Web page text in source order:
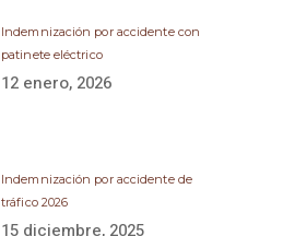
Indemnización por accidente con
patinete eléctrico
12 enero, 2026
Indemnización por accidente de
tráfico 2026
15 diciembre, 2025